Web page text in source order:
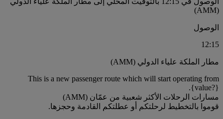
(AMM)
الوصول
12:15
مطار الملكة علياء الدولي (AMM)
This is a new passenger route which will start operating from
{value?}.
مسارات الرحلات الأكثر شعبية من عمّان (AMM)
قوموا بالتخطيط لرحلتكم أو عطلتكم القادمة وحجزها.